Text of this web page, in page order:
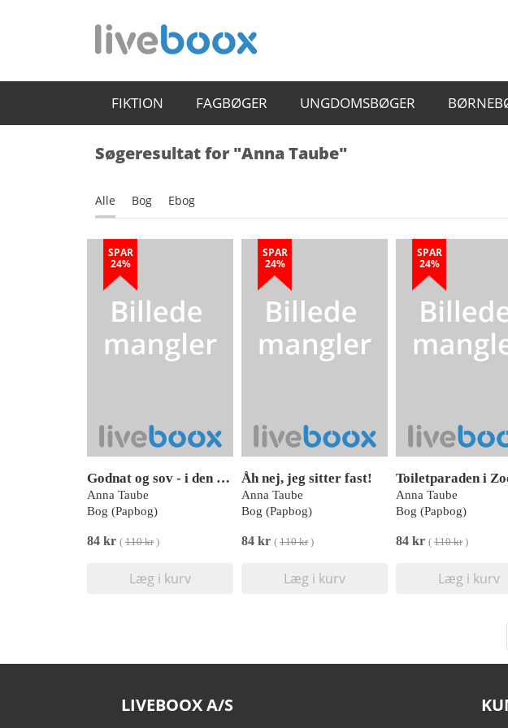
FIKTION FAGBØGER UNGDOMSBØGER
Søgeresultat for "Anna Taube"
Alle Bog Ebog
SPAR
24%
Godnat og sov - i den grønne skov
Anna Taube
Bog (Papbog)
84 kr ( 110 kr)
Læg i kurv
SPAR
24%
Åh nej, jeg sitter fast!
Anna Taube
Bog (Papbog)
84 kr ( 110 kr)
Læg i kurv
SPAR
24%
Toiletparaden i
Anna Taube
Bog (Papbog)
84 kr ( 110 kr)
Læg i kurv
LIVEBOOX A/S